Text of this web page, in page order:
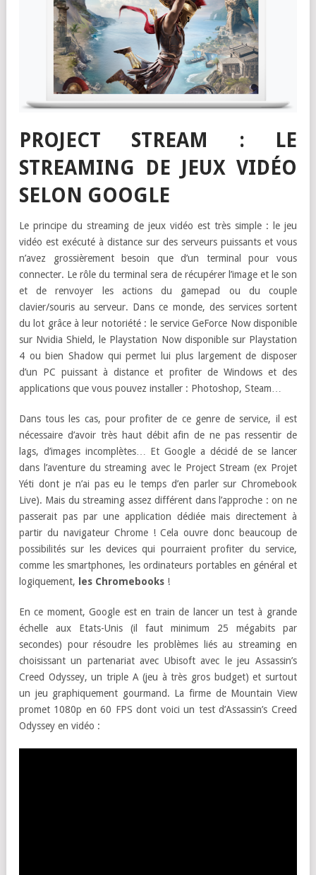
PROJECT STREAM : LE
STREAMING DE JEUX VIDÉO
SELON GOOGLE
Le principe du streaming de jeux vidéo est très simple : le jeu
vidéo est exécuté à distance sur des serveurs puissants et vous
n’avez grossièrement besoin que d’un terminal pour vous
connecter. Le rôle du terminal sera de récupérer l’image et le son
et de renvoyer les actions du gamepad ou du couple
clavier/souris au serveur. Dans ce monde, des services sortent
du lot grâce à leur notoriété : le service GeForce Now disponible
sur Nvidia Shield, le Playstation Now disponible sur Playstation
4 ou bien Shadow qui permet lui plus largement de disposer
d’un PC puissant à distance et profiter de Windows et des
applications que vous pouvez installer : Photoshop, Steam…
Dans tous les cas, pour profiter de ce genre de service, il est
nécessaire d’avoir très haut débit afin de ne pas ressentir de
lags, d’images incomplètes… Et Google a décidé de se lancer
dans l’aventure du streaming avec le Project Stream (ex Projet
Yéti dont je n’ai pas eu le temps d’en parler sur Chromebook
Live). Mais du streaming assez différent dans l’approche : on ne
passerait pas par une application dédiée mais directement à
partir du navigateur Chrome ! Cela ouvre donc beaucoup de
possibilités sur les devices qui pourraient profiter du service,
comme les smartphones, les ordinateurs portables en général et
logiquement,
les Chromebooks !
En ce moment, Google est en train de lancer un test à grande
échelle aux Etats-Unis (il faut minimum 25 mégabits par
secondes) pour résoudre les problèmes liés au streaming en
choisissant un partenariat avec Ubisoft avec le jeu Assassin’s
Creed Odyssey, un triple A (jeu à très gros budget) et surtout
un jeu graphiquement gourmand. La firme de Mountain View
promet 1080p en 60 FPS dont voici un test d’Assassin’s Creed
Odyssey en vidéo :